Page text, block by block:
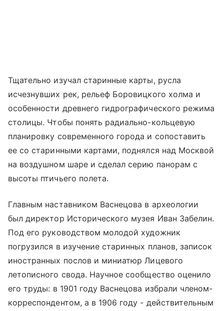
Тщательно изучал старинные карты, русла
исчезнувших рек, рельеф Боровицкого холма и
особенности древнего гидрографического режима
столицы. Чтобы понять радиально-кольцевую
планировку современного города и сопоставить
ее со старинными картами, поднялся над Москвой
на воздушном шаре и сделал серию панорам с
высоты птичьего полета.
Главным наставником Васнецова в археологии
был директор Исторического музея Иван Забелин.
Под его руководством молодой художник
погрузился в изучение старинных планов, записок
иностранных послов и миниатюр Лицевого
летописного свода. Научное сообщество оценило
его труды: в 1901 году Васнецова избрали членом-
корреспондентом, а в 1906 году - действительным